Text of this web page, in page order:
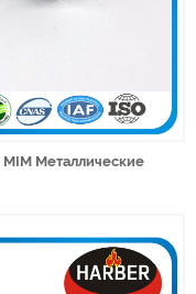
Металлические